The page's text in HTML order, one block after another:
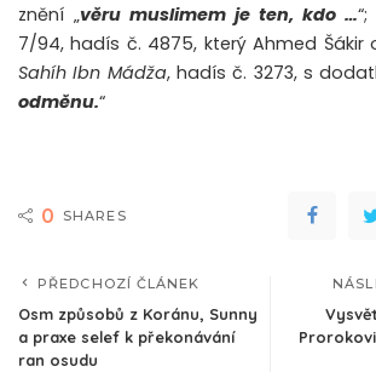
znění „věru muslimem je ten, kdo …“;
7/94, hadís č. 4875, který Ahmed Šákir
Sahíh Ibn Mádža, hadís č. 3273, s
odměnu.“
0 SHARES
PŘEDCHOZÍ ČLÁNEK
Osm způsobů z Koránu, Sunny
a praxe selef k překonávání
ran osudu
Prorokovi صلى الله عليه و سلم,